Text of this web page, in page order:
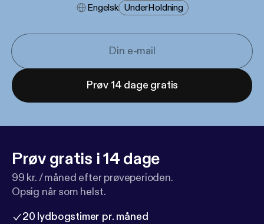
Engelsk Under​holdning
Prøv 14 dage gratis
Prøv gratis i 14 dage
99 kr. / måned efter prøveperioden.
Opsig når som helst.
20 lydbogstimer pr. måned